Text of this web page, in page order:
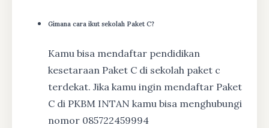
Gimana cara ikut sekolah Paket C?
Kamu bisa mendaftar pendidikan
kesetaraan Paket C di sekolah paket c
terdekat. Jika kamu ingin mendaftar Paket
C di PKBM INTAN kamu bisa menghubungi
nomor 085722459994